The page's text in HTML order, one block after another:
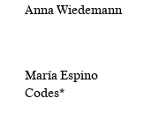
Anna Wiedemann
María Espino
Codes*